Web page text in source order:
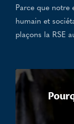
Parce que notre
humain et
plaçons la RSE